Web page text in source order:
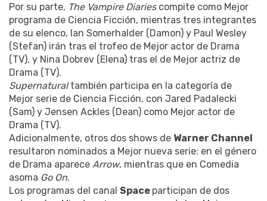
Por su parte, The Vampire Diariescompite como Mejor
programa de Ciencia Ficción, mientras tres integrantes
de su elenco, Ian Somerhalder (Damon) y Paul Wesley
(Stefan) irán tras el trofeo de Mejor actor de Drama
(TV), y Nina Dobrev (Elena) tras el de Mejor actriz de
Drama (TV).
Supernaturaltambién participa en la categoría de
Mejor serie de Ciencia Ficción, con Jared Padalecki
(Sam) y Jensen Ackles (Dean) como Mejor actor de
Drama (TV).
Adicionalmente, otros dos shows de Warner Channel
resultaron nominados a Mejor nueva serie: en el género
de Drama aparece Arrow, mientras que en Comedia
asoma Go On.
Los programas del canal Space participan de dos